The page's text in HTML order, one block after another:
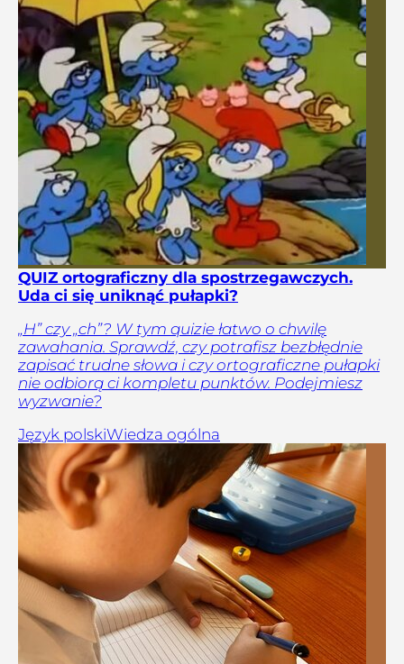
QUIZ ortograficzny dla spostrzegawczych.
Uda ci się uniknąć pułapki?
„H” czy „ch”? W tym quizie łatwo o chwilę
zawahania. Sprawdź, czy potrafisz bezbłędnie
zapisać trudne słowa i czy ortograficzne pułapki
nie odbiorą ci kompletu punktów. Podejmiesz
wyzwanie?
Język polskiWiedza ogólna